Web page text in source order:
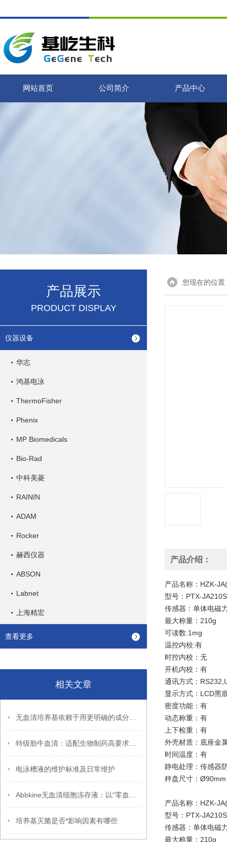
网站首页 公司简介 产品中心
产品展示
PRODUCT DISPLAY
仪器设备
华志
鸿基电泳
ThermoFisher
Phenix
MP Biomedicals
Bio-Rad
中科美菱
RAININ
ADAM
Rocker
赫西仪器
ABSON
Labnet
上海精宏
查看更多
相关文章
电泳槽液的维护标准及日常维护
培养基灭菌是否*影响因素有哪些
您现在的位置
产品介绍：
产品名称：HZK-
型号：PTX-JA210S
传感器： 单体电磁
最大称量：210g
可读数:1mg
温控内校:有
时控内校：无
开机内校： 有
通讯方式：
显示方式： LCD黑
密度功能：有
动态称重：有
上下检重：有
外壳材质：底座金
时间温度：有
静电处理： 传感器
秤盘尺寸： Ø90mm
产品名称：HZK-
型号：PTX-JA210S
传感器： 单体电磁
最大称量：210g